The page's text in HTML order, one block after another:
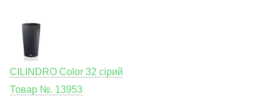
CILINDRO Color 32 сірий
Товар №. 13953